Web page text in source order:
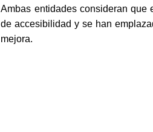
Ambas entidades consideran que
de accesibilidad y se han
mejora.